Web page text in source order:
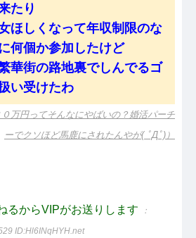
たり
ほしくなって年収制限のな
何個か参加したけど
華街の路地裏でしんでるゴ
い受けたわ
０万円ってそんなにやばいの？婚活パーチ
ーでクソほど馬鹿にされたんやが( ﾟДﾟ)）
るからVIPがお送りします ：
ID:Hl6INqHYH.net